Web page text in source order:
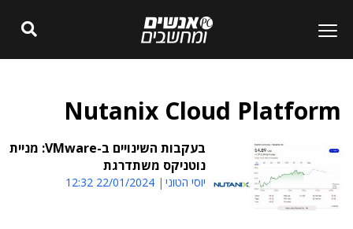
Nutanix Cloud Platform
בעקבות השינויים ב-VMware: מניית
נוטניקס משתדרגת
יוסי הטוני 22/01/2024 12:32